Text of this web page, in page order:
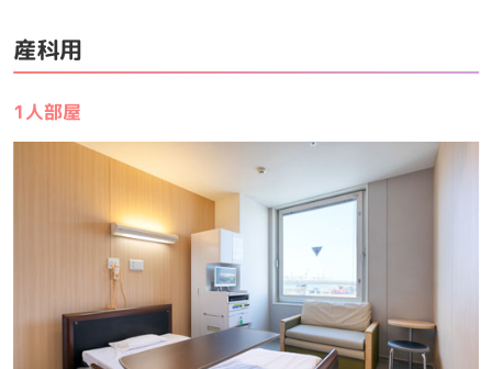
産科用
1人部屋